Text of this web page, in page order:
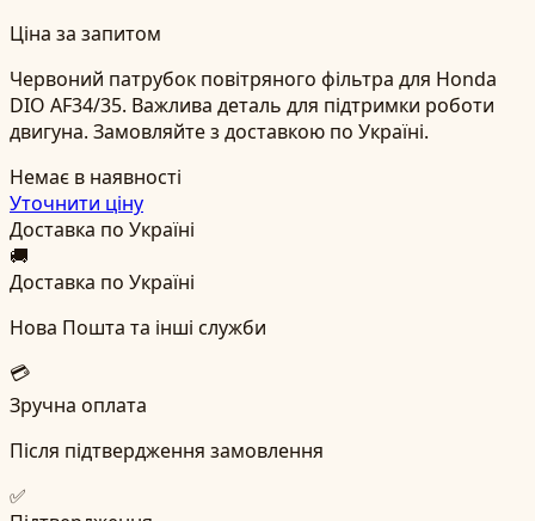
Ціна за запитом
Червоний патрубок повітряного фільтра для Honda
DIO AF34/35. Важлива деталь для підтримки роботи
двигуна. Замовляйте з доставкою по Україні.
Немає в наявності
Уточнити ціну
Доставка по Україні
🚚
Доставка по Україні
Нова Пошта та інші служби
💳
Зручна оплата
Після підтвердження замовлення
✅